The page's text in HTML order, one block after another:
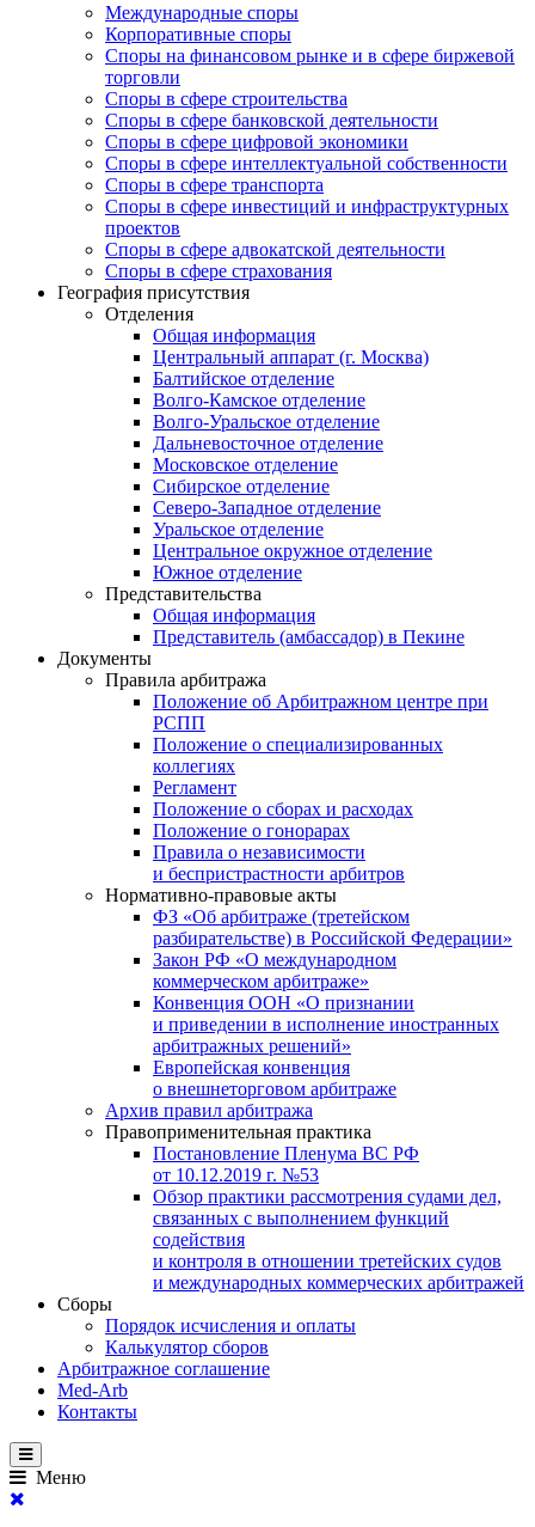
Международные споры
Корпоративные споры
Споры на финансовом рынке и в сфере биржевой
торговли
Споры в сфере строительства
Споры в сфере банковской деятельности
Споры в сфере цифровой экономики
Споры в сфере интеллектуальной собственности
Споры в сфере транспорта
Cпоры в сфере инвестиций и инфраструктурных
проектов
Споры в сфере адвокатской деятельности
Споры в сфере страхования
География присутствия
Отделения
Общая информация
Центральный аппарат (г. Москва)
Балтийское отделение
Волго-Камское отделение
Волго-Уральское отделение
Дальневосточное отделение
Московское отделение
Сибирское отделение
Северо-Западное отделение
Уральское отделение
Центральное окружное отделение
Южное отделение
Представительства
Общая информация
Представитель (амбассадор) в Пекине
Документы
Правила арбитража
Положение об Арбитражном центре при
РСПП
Положение о специализированных
коллегиях
Регламент
Положение о сборах и расходах
Положение о гонорарах
Правила о независимости
и беспристрастности арбитров
Нормативно-правовые акты
ФЗ «Об арбитраже (третейском
разбирательстве) в Российской Федерации»
Закон РФ «О международном
коммерческом арбитраже»
Конвенция ООН «О признании
и приведении в исполнение иностранных
арбитражных решений»
Европейская конвенция
о внешнеторговом арбитраже
Архив правил арбитража
Правоприменительная практика
Постановление Пленума ВС РФ
от 10.12.2019 г. №53
Обзор практики рассмотрения судами дел,
связанных с выполнением функций
содействия
и контроля в отношении третейских судов
и международных коммерческих арбитражей
Сборы
Порядок исчисления и оплаты
Калькулятор сборов
Арбитражное соглашение
Med-Arb
Контакты
Меню